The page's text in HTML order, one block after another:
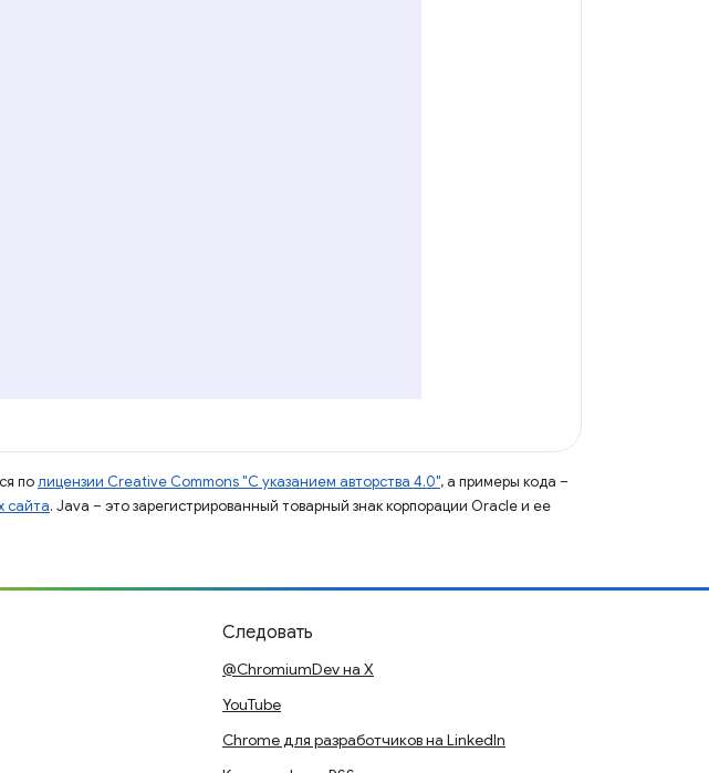
полицензии Creative Commons "С указанием авторства 4.0", а примеры кода –
сайта. Java – это зарегистрированный товарный знак корпорации Oracle и ее
Следовать
@ChromiumDev на X
YouTube
Chrome для разработчиков на LinkedIn